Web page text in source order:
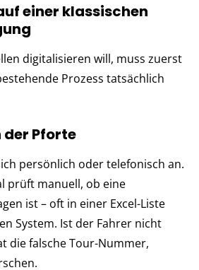
einer klassischen
digitalisieren will, muss zuerst
Prozess tatsächlich
Pforte
persönlich oder telefonisch an.
prüft manuell, ob eine
ist – oft in einer Excel-Liste
System. Ist der Fahrer nicht
die falsche Tour-Nummer,